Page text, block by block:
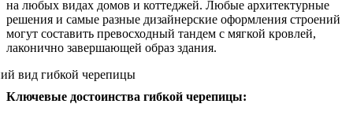
на любых видах домов и коттеджей. Любые архитектурные
решения и самые разные дизайнерские оформления строений
могут составить превосходный тандем с мягкой кровлей,
лаконично завершающей образ здания.
Ключевые достоинства гибкой черепицы: